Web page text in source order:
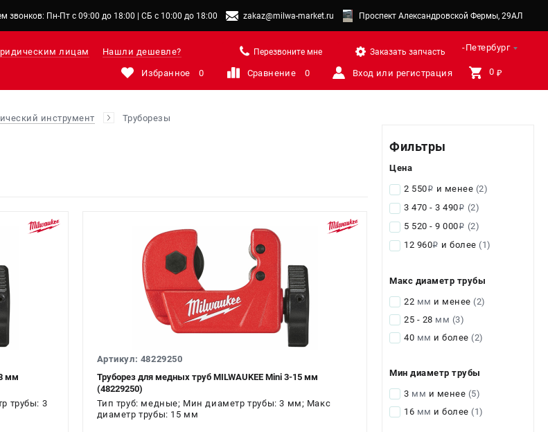
звонков: Пн-Пт с 09:00 до 18:00 | СБ с 10:00 до 18:00 zakaz@milwa-market.ru Проспект Александровской Фермы, 29АЛ
Санкт-Петербург
лицам Нашли дешевле? Перезвоните мне Заказать запчасть
Избранное 0 Сравнение 0 Вход или регистрация 0 ₽
инструмент Труборезы
мм
трубы: 3
Артикул: 48229250
Труборез для медных труб MILWAUKEE Mini 3-15 мм
(48229250)
Тип труб: медные; Мин диаметр трубы: 3 мм; Макс
диаметр трубы: 15 мм
Фильтры
Цена
2 550i и менее (2)
3 470 - 3 490i (2)
5 520 - 9 000i (2)
12 960i и более (1)
Макс диаметр трубы
22 мм и менее (2)
25 - 28 мм (3)
40 мм и более (2)
Мин диаметр трубы
3 мм и менее (5)
16 мм и более (1)